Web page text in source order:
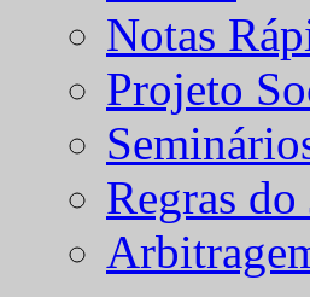
Notas
Projeto
Regras do